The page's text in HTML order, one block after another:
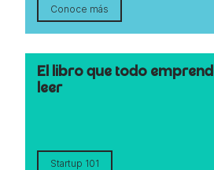
Conoce más
El libro que todo
leer
Startup 101